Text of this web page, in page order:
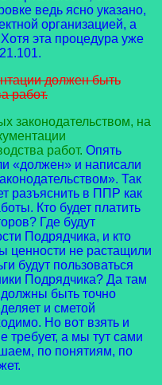
ведь ясно указано,
организацией, а
эта процедура уже
должен быть
работ.
законодательством, на
работ. Опять
«должен» и написали
Так
разъяснить в ППР как
Кто будет платить
Где будут
Подрядчика, и кто
ценности не растащили
будут пользоваться
Подрядчика? Да там
быть точно
и сметой
Но вот взять и
требует, а мы тут сами
по понятиям, по